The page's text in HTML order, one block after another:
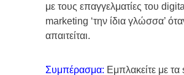
με τους επαγγελματίες του digital
marketing ‘την ίδια γλώσσα’
απαιτείται.
Συμπέρασμα: Εμπλακείτε με τα